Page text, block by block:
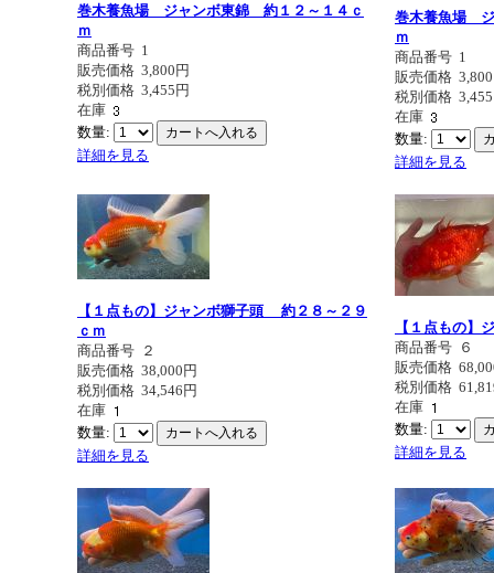
巻木養魚場 ジャンボ東錦 約１２～１４ｃ
ｍ
商品番号 1
販売価格 3,800円
税別価格 3,455円
在庫
数量:
詳細を見る
巻木養魚場
ｍ
商品番号 1
販売価格
税別価格
在庫
数量:
詳細を見る
【１点もの】ジャンボ獅子頭 約２８～２９
ｃｍ
商品番号 ２
販売価格 38,000円
税別価格 34,546円
在庫
数量:
詳細を見る
【１点もの
商品番号 ６
販売価格
税別価格
在庫
数量:
詳細を見る